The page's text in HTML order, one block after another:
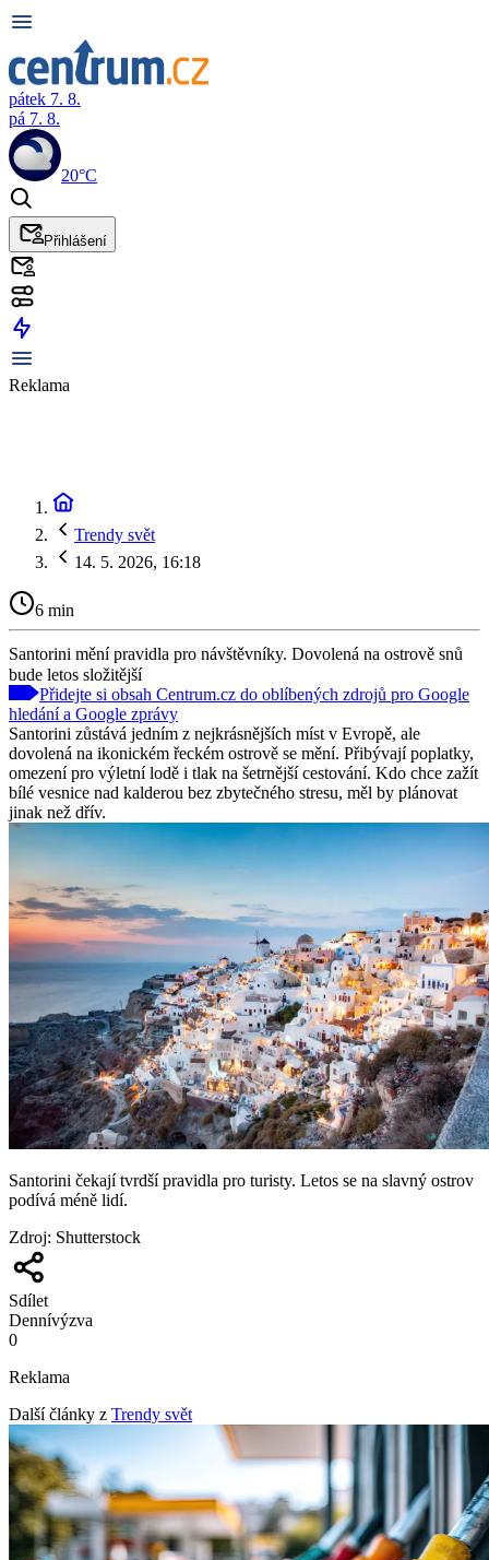
pátek 7. 8.
pá 7. 8.
20°C
Přihlášení
Reklama
Trendy svět
14. 5. 2026, 16:18
6 min
Santorini mění pravidla pro návštěvníky. Dovolená na ostrově snů
bude letos složitější
Přidejte si obsah Centrum.cz do oblíbených zdrojů pro Google
hledání a Google zprávy
Santorini zůstává jedním z nejkrásnějších míst v Evropě, ale
dovolená na ikonickém řeckém ostrově se mění. Přibývají poplatky,
omezení pro výletní lodě i tlak na šetrnější cestování. Kdo chce zažít
bílé vesnice nad kalderou bez zbytečného stresu, měl by plánovat
jinak než dřív.
Santorini čekají tvrdší pravidla pro turisty. Letos se na slavný ostrov
podívá méně lidí.
Zdroj: Shutterstock
Sdílet
Dennívýzva
0
Reklama
Další články z Trendy svět